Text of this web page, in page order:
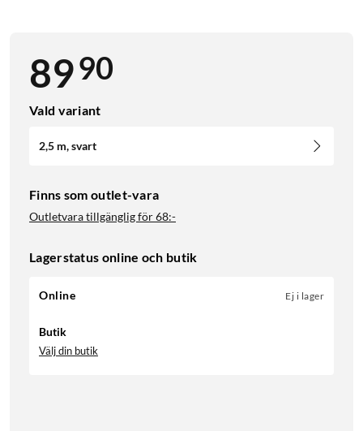
8990
Vald variant
2,5 m, svart
Finns som outlet-vara
Outletvara tillgänglig för68:-
Lagerstatus online och butik
Online Ej i lager
Butik
Välj din butik